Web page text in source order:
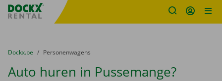
Fratello DEMO
U bevindt zich hier:
van
Dockx.be naar
Personenwagens
Auto huren in Pussemange?